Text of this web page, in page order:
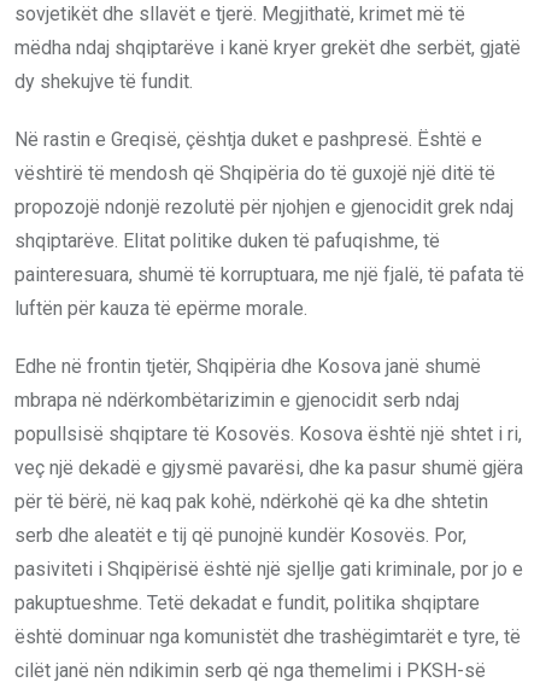
sovjetikët dhe sllavët e tjerë. Megjithatë, krimet më të
mëdha ndaj shqiptarëve i kanë kryer grekët dhe serbët, gjatë
dy shekujve të fundit.
Në rastin e Greqisë, çështja duket e pashpresë. Është e
vështirë të mendosh që Shqipëria do të guxojë një ditë të
propozojë ndonjë rezolutë për njohjen e gjenocidit grek ndaj
shqiptarëve. Elitat politike duken të pafuqishme, të
painteresuara, shumë të korruptuara, me një fjalë, të pafata të
luftën për kauza të epërme morale.
Edhe në frontin tjetër, Shqipëria dhe Kosova janë shumë
mbrapa në ndërkombëtarizimin e gjenocidit serb ndaj
popullsisë shqiptare të Kosovës. Kosova është një shtet i ri,
veç një dekadë e gjysmë pavarësi, dhe ka pasur shumë gjëra
për të bërë, në kaq pak kohë, ndërkohë që ka dhe shtetin
serb dhe aleatët e tij që punojnë kundër Kosovës. Por,
pasiviteti i Shqipërisë është një sjellje gati kriminale, por jo e
pakuptueshme. Tetë dekadat e fundit, politika shqiptare
është dominuar nga komunistët dhe trashëgimtarët e tyre, të
cilët janë nën ndikimin serb që nga themelimi i PKSH-së